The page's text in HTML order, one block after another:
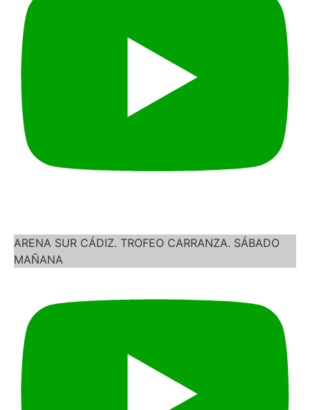
ARENA SUR CÁDIZ. TROFEO CARRANZA. SÁBADO
MAÑANA